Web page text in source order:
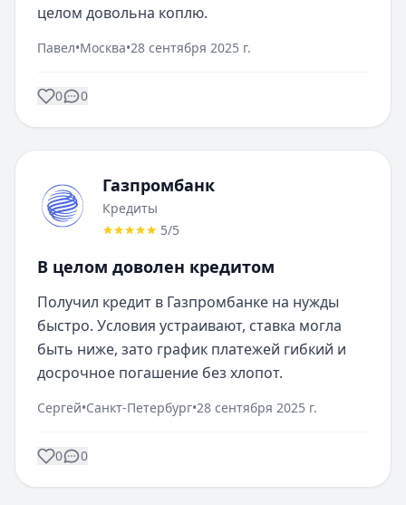
целом довольна коплю.
Павел•Москва•28 сентября 2025 г.
0 0
Газпромбанк
Кредиты
5/5
В целом доволен кредитом
Получил кредит в Газпромбанке на нужды
быстро. Условия устраивают, ставка могла
быть ниже, зато график платежей гибкий и
досрочное погашение без хлопот.
Сергей•Санкт-Петербург•28 сентября 2025 г.
0 0